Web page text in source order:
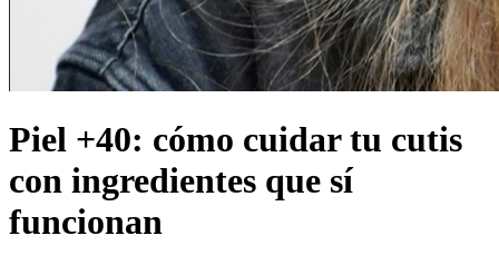
Piel +40: cómo cuidar tu cutis
con ingredientes que sí
funcionan